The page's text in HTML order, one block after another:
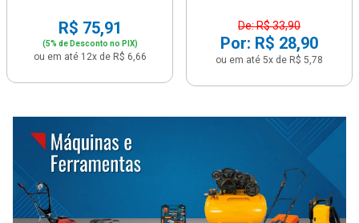
R$ 75,91
(5% de Desconto no PIX)
ou em até 12x de R$ 6,66
De: R$ 33,90
Por: R$ 28,90
ou em até 5x de R$ 5,78